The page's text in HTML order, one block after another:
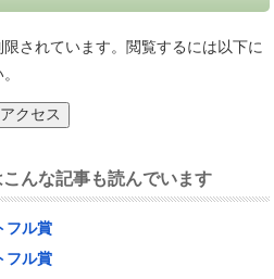
されています。閲覧するには以下に
んな記事も読んでいます
フル賞
フル賞